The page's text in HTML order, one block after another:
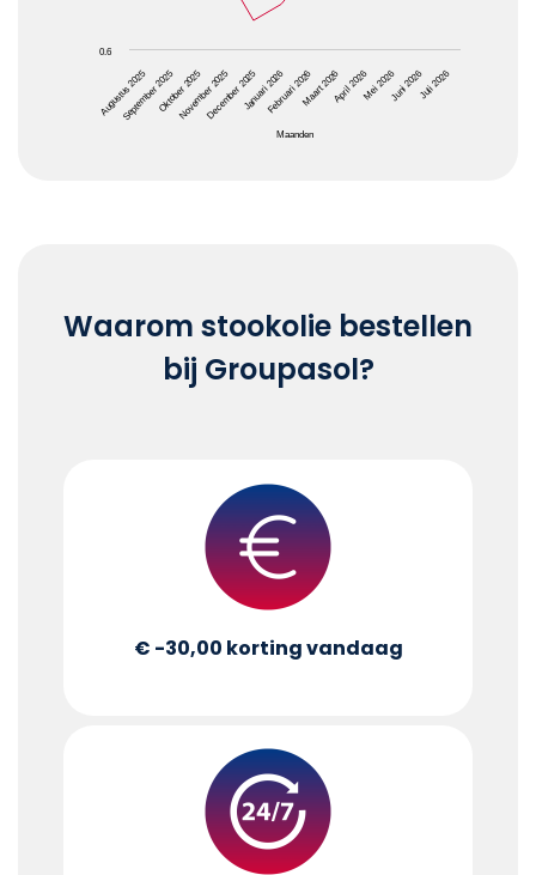
Maanden
Augustus 2025
September 2025Oktober 2025
November 2025December 2025Januari 2026Februari 2026Maart 2026April 2026Mei 2026Juni 2026Juli 2026
0.6
Waarom stookolie bestellen
bij Groupasol?
€ -30,00 korting vandaag